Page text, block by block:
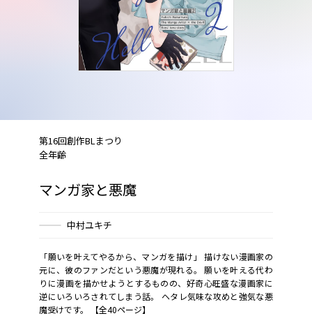
第16回創作BLまつり
全年齢
マンガ家と悪魔
中村ユキチ
「願いを叶えてやるから、マンガを描け」 描けない漫画家の
元に、彼のファンだという悪魔が現れる。 願いを叶える代わ
りに漫画を描かせようとするものの、好奇心旺盛な漫画家に
逆にいろいろされてしまう話。 ヘタレ気味な攻めと強気な悪
魔受けです。 【全40ページ】